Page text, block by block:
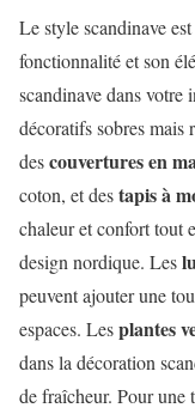
Le style scandinave
fonctionnalité et son
scandinave dans votre
décoratifs sobres mais
descouvertures en
coton, et destapis à
chaleur et confort tout
design nordique. Les
peuvent ajouter une
espaces. Lesplantes
dans la décoration
de fraîcheur. Pour une